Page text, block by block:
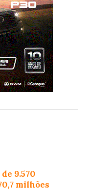
9.570
milhões